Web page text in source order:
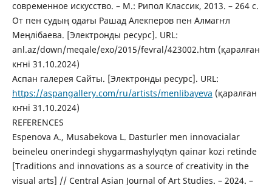
современное искусство. – М.: Рипол Классик, 2013. – 264 с.
От пен судың одағы Рашад Алекперов пен Алмагҥл
Меңлібаева. [Электронды ресурс]. URL:
anl.az/down/meqale/exo/2015/fevral/423002.htm (қаралған
кҥні 31.10.2024)
Аспан галерея Cайты. [Электронды ресурс]. URL:
https://aspangallery.com/ru/artists/menlibayeva (қаралған
кҥні 31.10.2024)
REFERENCES
Espenova A., Musabekova L. Dasturler men innovacialar
beineleu onerіndegі shygarmashylyqtyn qainar kozі retіnde
[Traditions and innovations as a source of creativity in the
visual arts] // Central Asian Journal of Art Studies. – 2024. –